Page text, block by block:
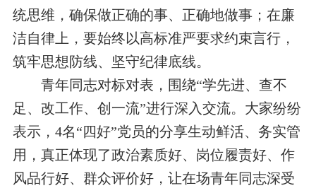
统思维，确保做正确的事、正确地做事；在廉
洁自律上，要始终以高标准严要求约束言行，
筑牢思想防线、坚守纪律底线。
青年同志对标对表，围绕“学先进、查不
足、改工作、创一流”进行深入交流。大家纷纷
表示，4名“四好”党员的分享生动鲜活、务实管
用，真正体现了政治素质好、岗位履责好、作
风品行好、群众评价好，让在场青年同志深受